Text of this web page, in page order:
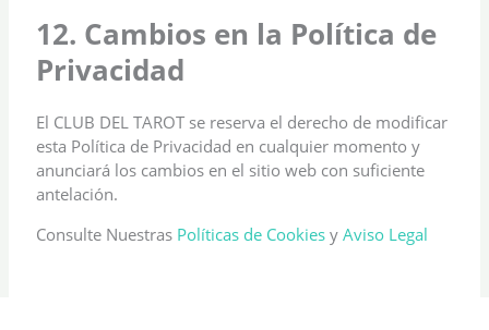
12. Cambios en la Política de
Privacidad
El CLUB DEL TAROT se reserva el derecho de modificar
esta Política de Privacidad en cualquier momento y
anunciará los cambios en el sitio web con suficiente
antelación.
Consulte Nuestras Políticas de Cookies yAviso Legal